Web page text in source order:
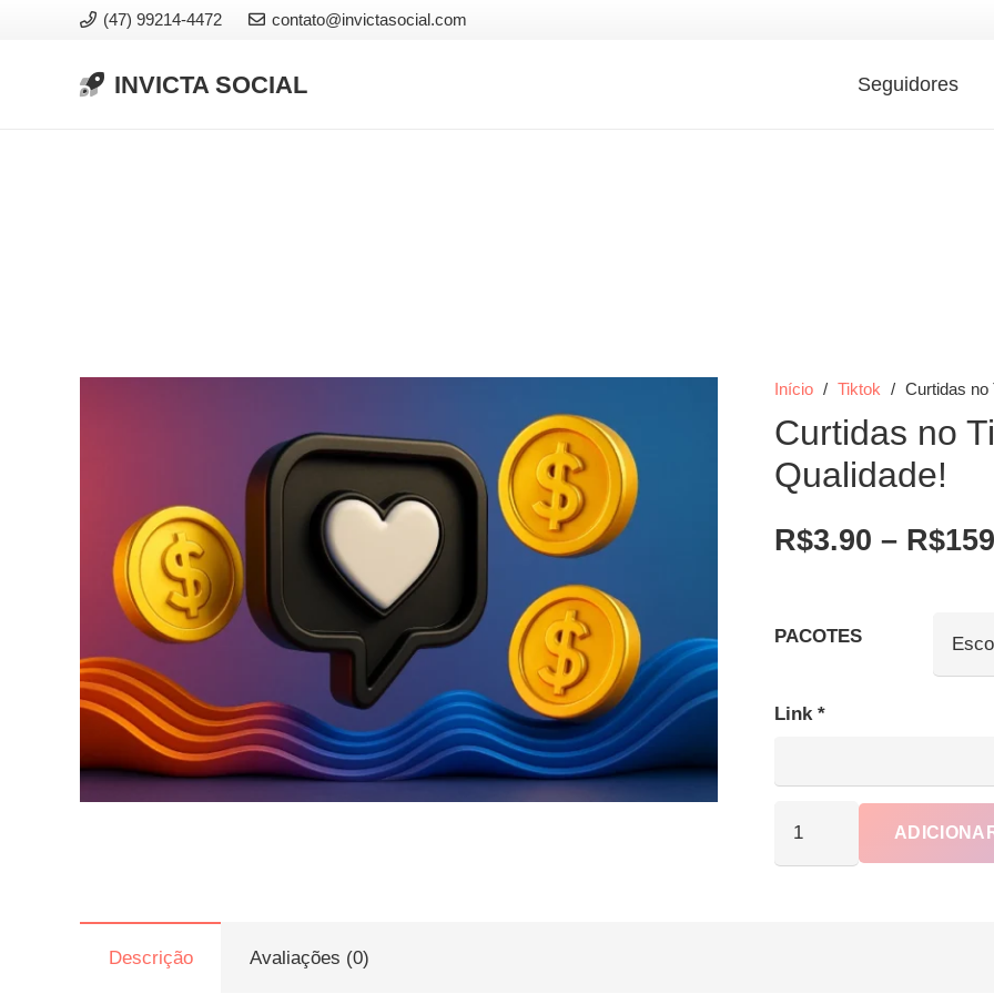
(47) 99214-4472 contato@invictasocial.com
INVICTA SOCIAL Seguidores
Início / Tiktok / Curtidas no
Curtidas no
Qualidade!
R$3.90 – R$
PACOTES
Link *
Descrição Avaliações (0)